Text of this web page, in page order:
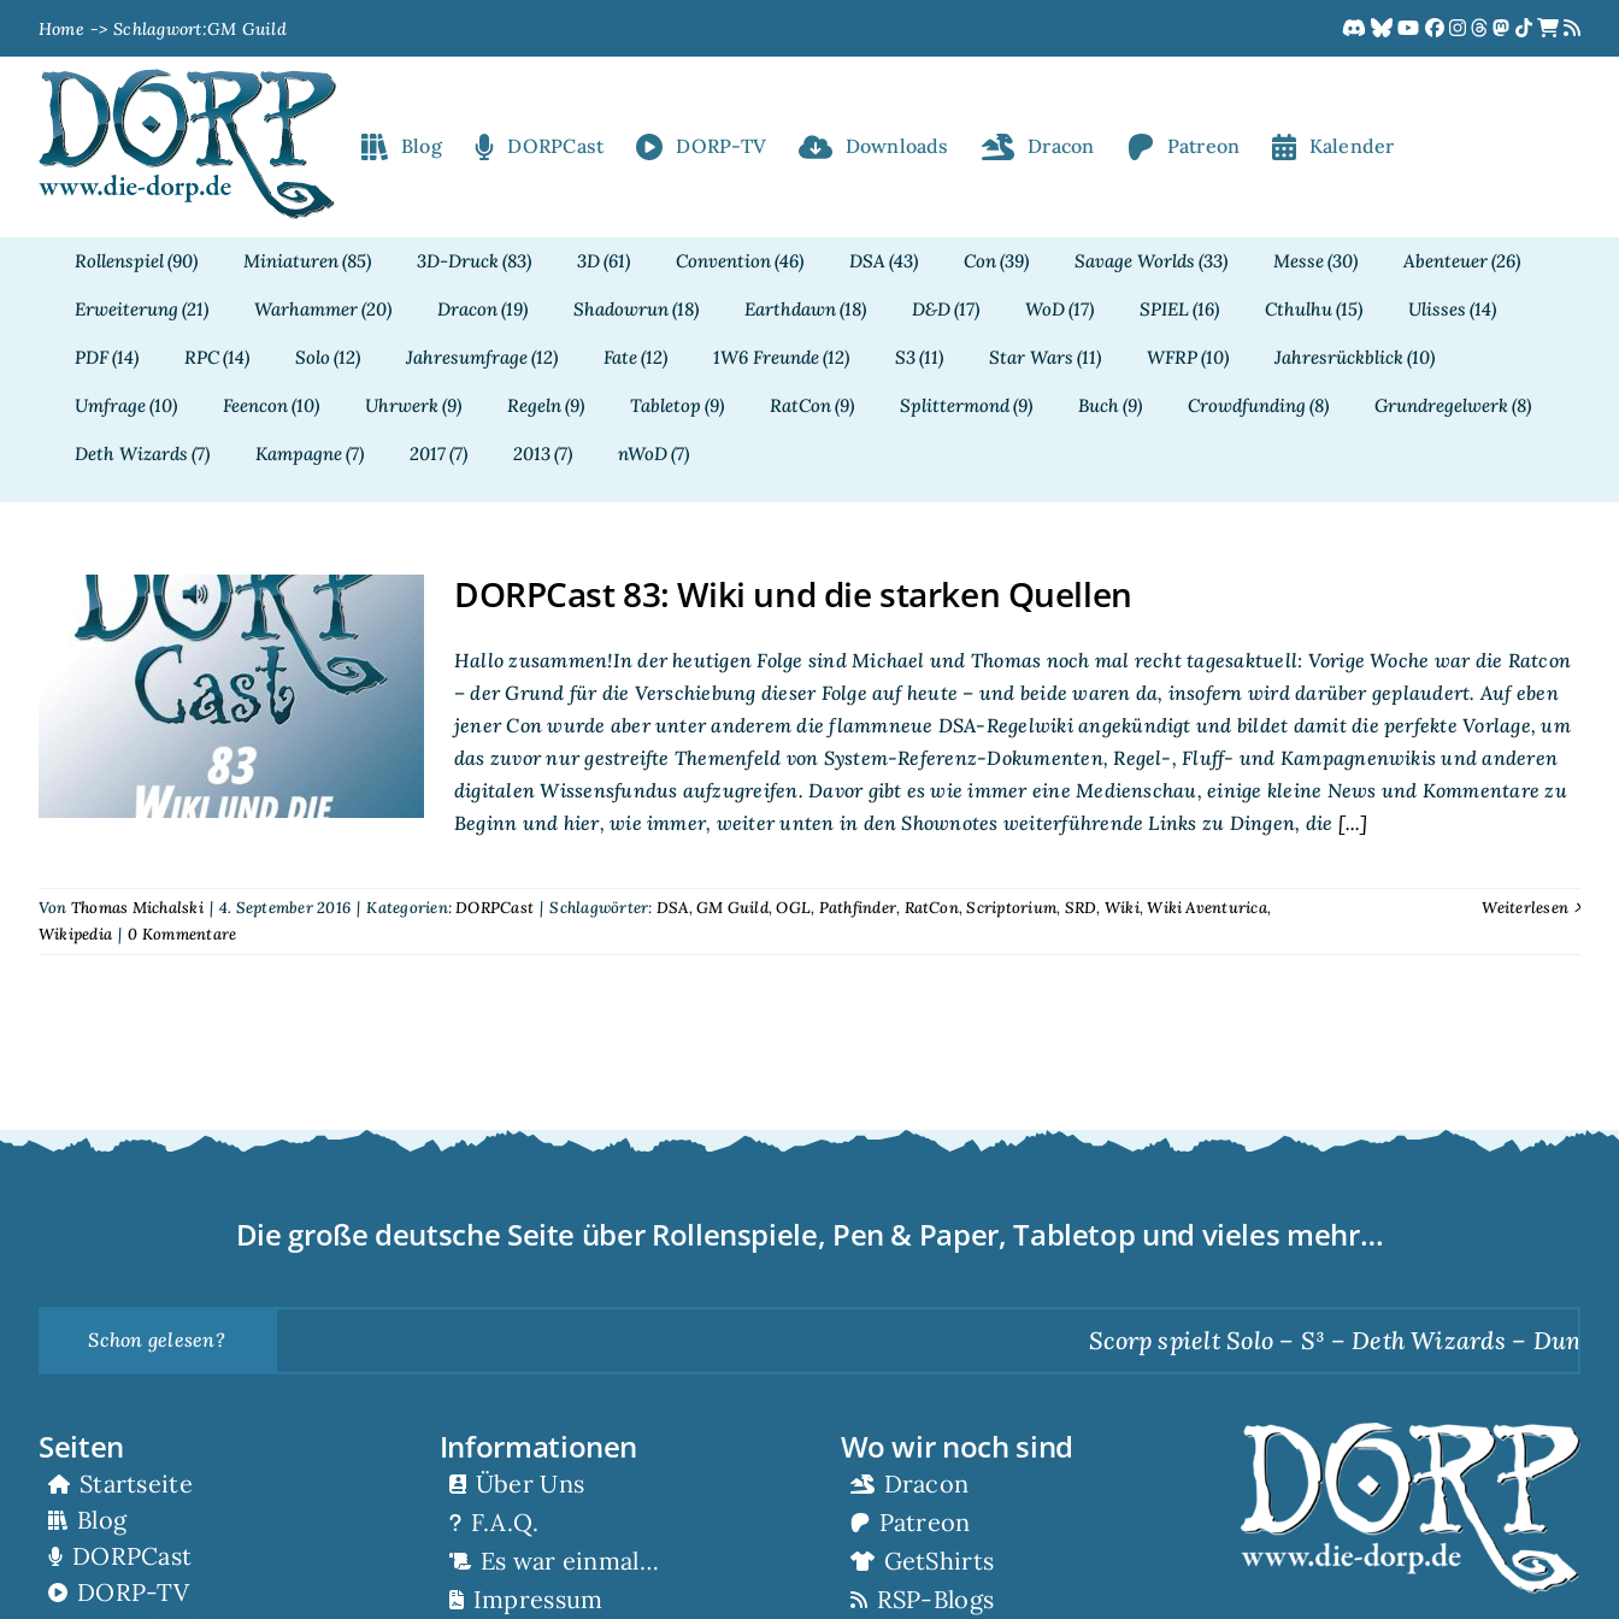
springen
Home Schlagwort:GM Guild
Blog DORPCast DORP-TV Downloads Dracon Patreon Kalender
Rollenspiel(90) Miniaturen(85) 3D-Druck(83) 3D(61) Convention(46) DSA(43) Con(39) Savage Worlds (33) Messe(30) Abenteuer(26)
Erweiterung (21) Warhammer(20) Dracon(19) Shadowrun(18) Earthdawn(18) D&D(17) WoD(17) SPIEL(16) Cthulhu(15) Ulisses (14)
PDF(14) RPC(14) Solo(12) Jahresumfrage(12) Fate(12) 1W6 Freunde(12) S3(11) Star Wars (11) WFRP(10) Jahresrückblick(10)
Umfrage(10) Feencon(10) Uhrwerk(9) Regeln(9) Tabletop (9) RatCon(9) Splittermond(9) Buch(9) Crowdfunding (8) Grundregelwerk(8)
Deth Wizards (7) Kampagne(7) 2017(7) 2013(7) nWoD(7)
DORPCast 83: Wiki und
die starken Quellen
DORPCast 83: Wiki und die starken Quellen
Hallo zusammen!In der heutigen Folge sind Michael und Thomas noch mal recht tagesaktuell: Vorige Woche war die Ratcon
– der Grund für die Verschiebung dieser Folge auf heute – und beide waren da, insofern wird darüber geplaudert. Auf eben
jener Con wurde aber unter anderem die flammneue DSA-Regelwiki angekündigt und bildet damit die perfekte Vorlage, um
das zuvor nur gestreifte Themenfeld von System-Referenz-Dokumenten, Regel-, Fluff- und Kampagnenwikis und anderen
digitalen Wissensfundus aufzugreifen. Davor gibt es wie immer eine Medienschau, einige kleine News und Kommentare zu
Beginn und hier, wie immer, weiter unten in den Shownotes weiterführende Links zu Dingen, die [...]
Von Thomas Michalski | 4. September 2016 | Kategorien:DORPCast | Schlagwörter: DSA,GM Guild,OGL, Pathfinder, RatCon,Scriptorium, SRD, Wiki,Wiki Aventurica,
Wikipedia | 0 Kommentare
Weiterlesen
Die große deutsche Seite über Rollenspiele, Pen & Paper, Tabletop und vieles mehr…
Schon gelesen? Scorp spielt Solo – S³ – Deth Wizards – Dunkle
Seiten
Startseite
Blog
DORPCast
DORP-TV
Informationen
Über Uns
F.A.Q.
Es war einmal…
Impressum
Wo wir noch sind
Dracon
Patreon
GetShirts
RSP-Blogs